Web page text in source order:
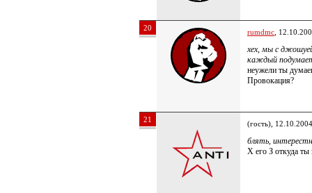
20 rumdmc ,
хех, мы с
каждый
неужели ты
Провокация?
21 (гость),
блять,
Х его З откуда ты